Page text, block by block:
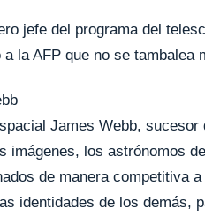
jefe del programa del
a la AFP que no se
James Webb, sucesor
imágenes, los astrónomos
de manera competitiva
identidades de los demás,